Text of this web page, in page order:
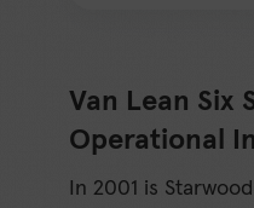
Van Lean Six
Operational
In 2001 is